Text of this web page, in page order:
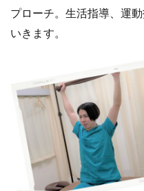
プローチ。生活指導、運
いきます。